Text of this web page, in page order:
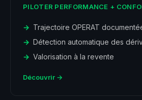
PILOTER PERFORMANCE +
Trajectoire OPERAT
Détection automatique des
Valorisation à la revente
Découvrir →